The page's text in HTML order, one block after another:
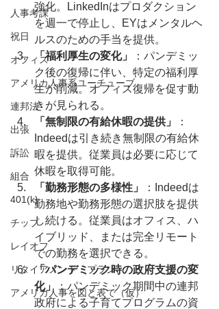
人事考課
祝日
オフィス
アメリカ人事系ユーチューブ
連邦法
出張
訴訟
組合
401(k)
チップ
レイオフ
リタイアメント・プラン
アメリカ人事を図と表で（仮）
強化。LinkedInはプロダクション
を週一で停止し、EYはメンタルヘ
ルスのための手当を提供。
「福利厚生の変化」
：パンデミッ
ク後の復帰に伴い、特定の福利厚
生が削減。オフィス復帰を促す動
きが見られる。
「無制限の有給休暇の提供」
：
Indeedは引き続き無制限の有給休
暇を提供。従業員は必要に応じて
休暇を取得可能。
「勤務形態の多様性」
：Indeedは
勤務地や勤務形態の選択肢を提供
し続ける。従業員はオフィス、ハ
イブリッド、または完全リモート
での勤務を選択できる。
「パンデミック時の政府支援の変
化」 ：パンデミック期間中の連邦
政府による子育てプログラムの資